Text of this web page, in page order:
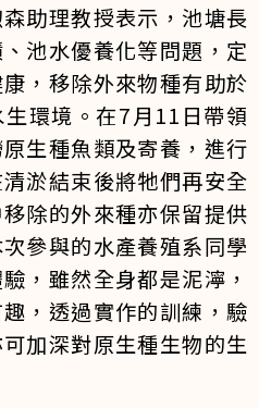
助理教授表示，池塘長
池水優養化等問題，定
，移除外來物種有助於
環境。在7月11日帶領
生種魚類及寄養，進行
淤結束後將牠們再安全
除的外來種亦保留提供
參與的水產養殖系同學
，雖然全身都是泥濘，
，透過實作的訓練，驗
加深對原生種生物的生